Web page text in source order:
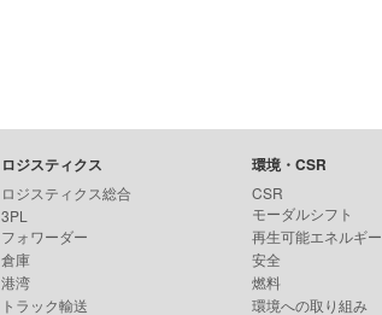
ロジスティクス
ロジスティクス総合
3PL
フォワーダー
倉庫
港湾
トラック輸送
環境・CSR
CSR
モーダルシフト
再生可能エネルギー
安全
燃料
環境への取り組み